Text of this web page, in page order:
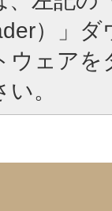
）」
ウェア
。